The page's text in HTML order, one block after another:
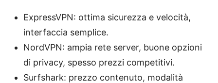
ExpressVPN: ottima sicurezza e velocità,
interfaccia semplice.
NordVPN: ampia rete server, buone opzioni
di privacy, spesso prezzi competitivi.
Surfshark: prezzo contenuto, modalità